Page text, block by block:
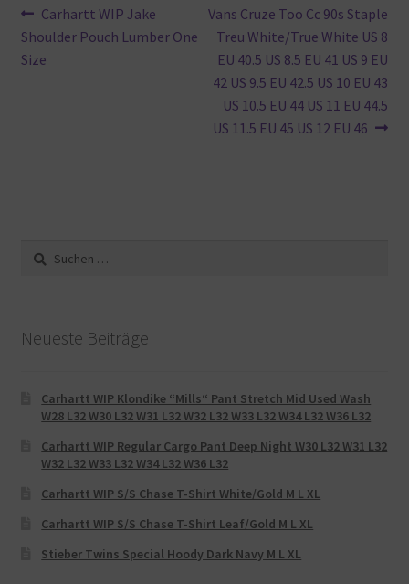
Beitragsnavigation
Vorheriger
Beitrag:
Carhartt WIP Jake
Shoulder Pouch Lumber One
Size
Nächster
Beitrag:
Vans Cruze Too Cc 90s Staple
Treu White/True White US 8
EU 40.5 US 8.5 EU 41 US 9 EU
42 US 9.5 EU 42.5 US 10 EU 43
US 10.5 EU 44 US 11 EU 44.5
US 11.5 EU 45 US 12 EU 46
Suche
nach:
Neueste Beiträge
Carhartt WIP Klondike “Mills“ Pant Stretch Mid Used Wash
W28 L32 W30 L32 W31 L32 W32 L32 W33 L32 W34 L32 W36 L32
Carhartt WIP Regular Cargo Pant Deep Night W30 L32 W31 L32
W32 L32 W33 L32 W34 L32 W36 L32
Carhartt WIP S/S Chase T-Shirt White/Gold M L XL
Carhartt WIP S/S Chase T-Shirt Leaf/Gold M L XL
Stieber Twins Special Hoody Dark Navy M L XL